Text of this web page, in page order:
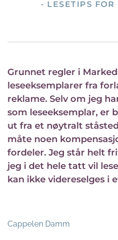
- LESETIPS FOR
Grunnet regler i
leseeksemplarer fra
reklame. Selv om jeg
som leseeksemplar, er
ut fra et nøytralt
måte noen
fordeler. Jeg står helt
jeg i det hele tatt vil
kan ikke videreselges i
Cappelen Damm